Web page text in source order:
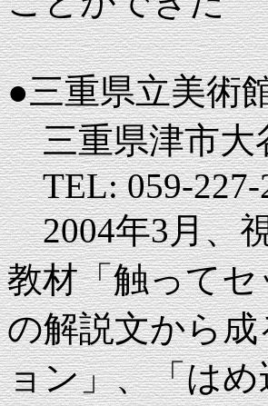
●三重県立美術
三重県津市大
TEL: 059-227-
2004年3月、
教材「触って
の解説文から
ョン」、「は